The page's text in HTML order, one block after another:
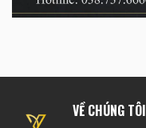
VỀ CHÚNG TÔI